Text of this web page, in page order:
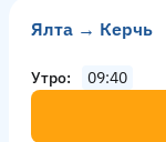
Ялта → Керчь
Утро
09:40